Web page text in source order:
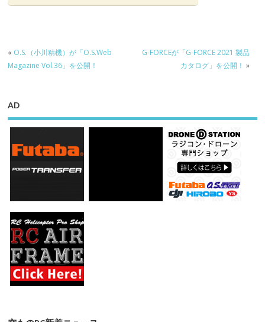
« O.S.（小川精機）が「O.S.Web
Magazine Vol.36」を公開！
G-FORCEが「G-FORCE 2021 製品
カタログ」を公開！ »
AD